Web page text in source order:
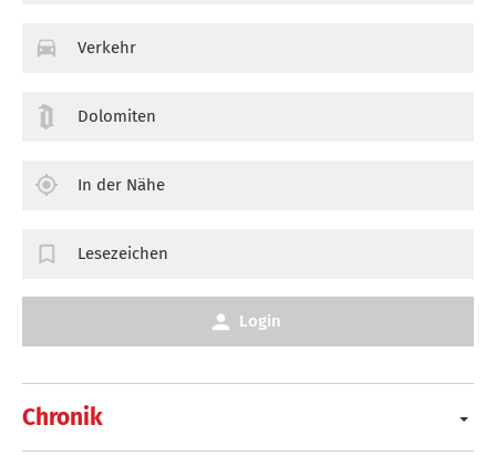
Chronik
Verkehr
Dolomiten
In der Nähe
Lesezeichen
Login